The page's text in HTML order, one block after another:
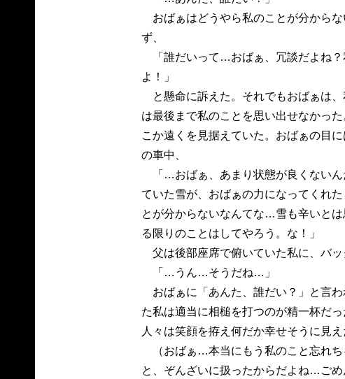
おばぁはどうやら私のことが分から
ず、
「誰だいって…おばぁ、冗談だよね？
よ！」
と懸命に訴えた。それでもおばぁは、
は最後まで私のことを思い出せなかっ
こか遠くを見据えていた。おばぁの目
の車中、
「…おばぁ、あまり状態が良くない
ていた雪が、おばぁの力になってくれ
とが分からないなんてな…雪も辛いと
る限りのことはしてやろう。な！」
父は後部座席で俯いていた私に、バッ
「…うん…そうだね…」
おばぁに「あんた、誰だい？」と言
た私は適当に相槌を打つのが精一杯だ
人々は笑顔を拵え何だか幸せそうに見え
（おばぁ…本当にもう私のこと忘れち
と、ぞんざいに扱ったからだよね…ごめ